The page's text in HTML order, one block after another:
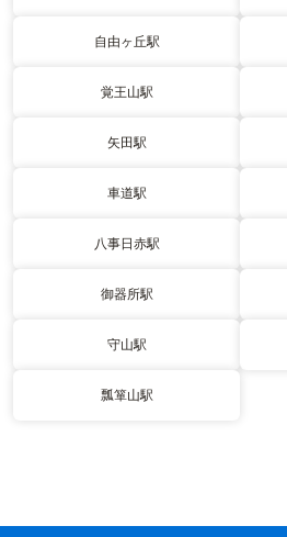
自由ヶ丘駅
覚王山駅
矢田駅
車道駅
八事日赤駅
御器所駅
守山駅
瓢箪山駅